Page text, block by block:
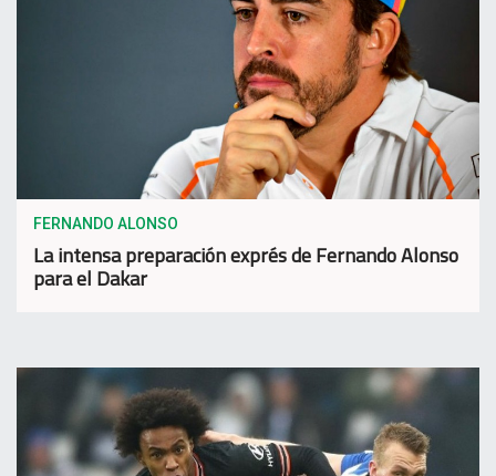
FERNANDO ALONSO
La intensa preparación exprés de Fernando Alonso
para el Dakar